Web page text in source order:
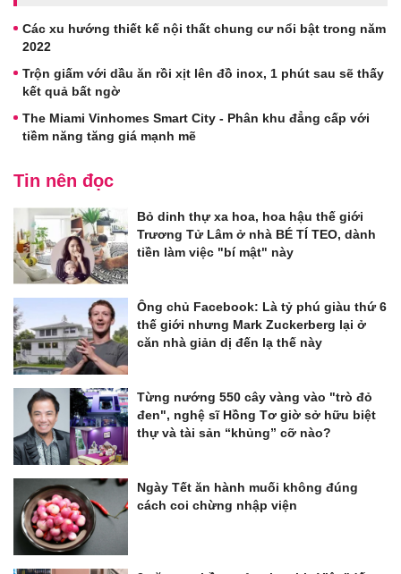
Các xu hướng thiết kế nội thất chung cư nổi bật trong năm
2022
Trộn giấm với dầu ăn rồi xịt lên đồ inox, 1 phút sau sẽ thấy
kết quả bất ngờ
The Miami Vinhomes Smart City - Phân khu đẳng cấp với
tiềm năng tăng giá mạnh mẽ
Tin nên đọc
Bỏ dinh thự xa hoa, hoa hậu thế giới
Trương Tử Lâm ở nhà BÉ TÍ TEO, dành
tiền làm việc "bí mật" này
Ông chủ Facebook: Là tỷ phú giàu thứ 6
thế giới nhưng Mark Zuckerberg lại ở
căn nhà giản dị đến lạ thế này
Từng nướng 550 cây vàng vào "trò đỏ
đen", nghệ sĩ Hồng Tơ giờ sở hữu biệt
thự và tài sản “khủng” cỡ nào?
Ngày Tết ăn hành muối không đúng
cách coi chừng nhập viện